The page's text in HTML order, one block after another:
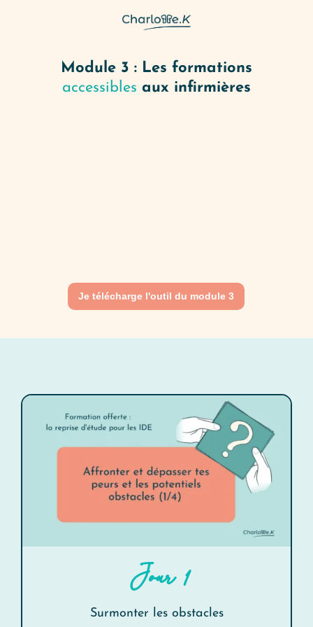
Module 3 : Les formations
accessibles aux infirmières
Je télécharge l'outil du module 3
Jour 1
Surmonter les obstacles